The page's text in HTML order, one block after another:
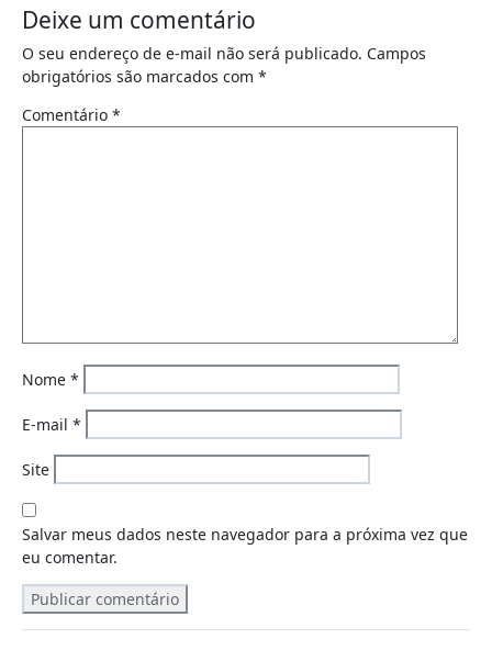
Deixe um comentário
O seu endereço de e-mail não será publicado. Campos
obrigatórios são marcados com *
Comentário *
Nome *
E-mail *
Site
Salvar meus dados neste navegador para a próxima vez que
eu comentar.